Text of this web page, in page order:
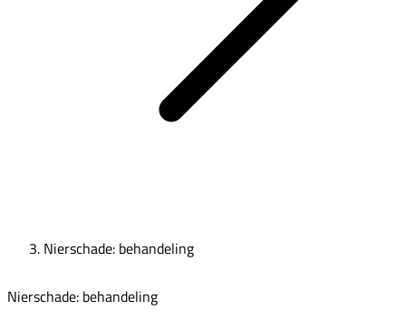
Nierschade: behandeling
Nierschade: behandeling